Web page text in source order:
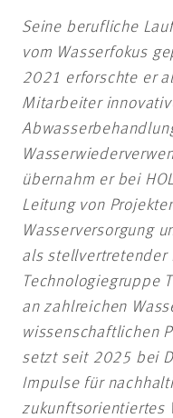
Seine berufliche
vom Wasserfokus
2021 erforschte er
Mitarbeiter
übernahm er bei
Leitung von
Wasserversorgung
als stellvertretender
Technologiegruppe
an zahlreichen
wissenschaftlichen
setzt seit 2025 bei
Impulse für
zukunftsorientiertes